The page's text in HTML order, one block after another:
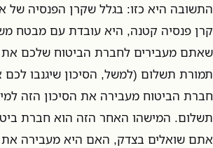
התשובה היא כזו: בגלל שקרן הפנסיה של
קרן פנסיה קטנה, היא עובדת עם מבטח
שאתם מעבירים לחברת הביטוח שלכם את
תמורת תשלום (למשל, הסיכון שיגנבו
חברת הביטוח מעבירה את הסיכון הזה
תשלום. המישהו האחר הזה הוא חברת
אתם שואלים בצדק, האם היא מעבירה את